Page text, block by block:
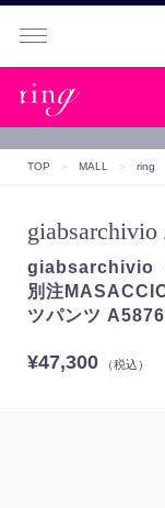
TOP ＞ MALL ＞ ring
giabsarchivio
giabsarchivio（
別注
ツパンツ A5876
¥47,300（税込）